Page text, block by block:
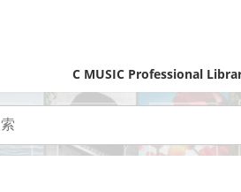
C MUSIC Professional